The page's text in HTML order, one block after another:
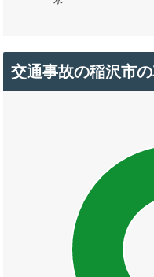
交通事故の稲沢市